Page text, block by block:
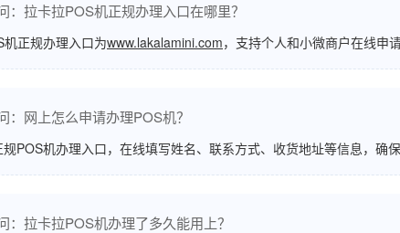
：拉卡拉POS机正规办理入口在哪里？
正规办理入口为www.lakalamini.com，支持个人和小微商户在线申
：网上怎么申请办理POS机？
POS机办理入口，在线填写姓名、联系方式、收货地址等信息，确
：拉卡拉POS机办理了多久能用上？